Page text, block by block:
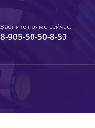
Звоните прямо сейчас:
8-905-50-50-8-50